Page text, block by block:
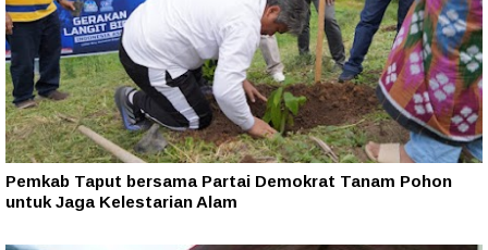
Pemkab Taput bersama Partai Demokrat Tanam Pohon
untuk Jaga Kelestarian Alam